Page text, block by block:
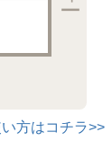
方はコチラ>>